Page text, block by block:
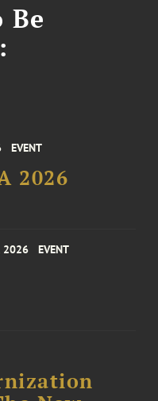
Be
EVENT
2026
2026 EVENT